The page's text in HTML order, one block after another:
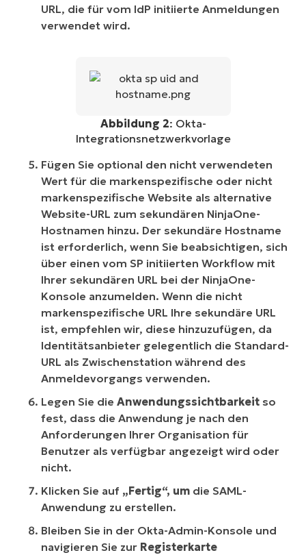
URL, die für vom IdP initiierte Anmeldungen
verwendet wird.
Abbildung 2: Okta-
Integrationsnetzwerkvorlage
Fügen Sie optional den nicht verwendeten
Wert für die markenspezifische oder nicht
markenspezifische Website als alternative
Website-URL zum sekundären NinjaOne-
Hostnamen hinzu. Der sekundäre Hostname
ist erforderlich, wenn Sie beabsichtigen, sich
über einen vom SP initiierten Workflow mit
Ihrer sekundären URL bei der NinjaOne-
Konsole anzumelden. Wenn die nicht
markenspezifische URL Ihre sekundäre URL
ist, empfehlen wir, diese hinzuzufügen, da
Identitätsanbieter gelegentlich die Standard-
URL als Zwischenstation während des
Anmeldevorgangs verwenden.
Legen Sie die Anwendungssichtbarkeit so
fest, dass die Anwendung je nach den
Anforderungen Ihrer Organisation für
Benutzer als verfügbar angezeigt wird oder
nicht.
Klicken Sie auf „Fertig“, um die SAML-
Anwendung zu erstellen.
Bleiben Sie in der Okta-Admin-Konsole und
navigieren Sie zur Registerkarte